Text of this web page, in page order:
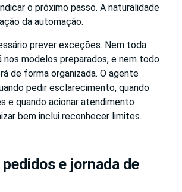
o próximo passo. A naturalidade
da automação.
prever exceções. Nem toda
nos modelos preparados, e nem todo
de forma organizada. O agente
pedir esclarecimento, quando
e quando acionar atendimento
bem inclui reconhecer limites.
e jornada de